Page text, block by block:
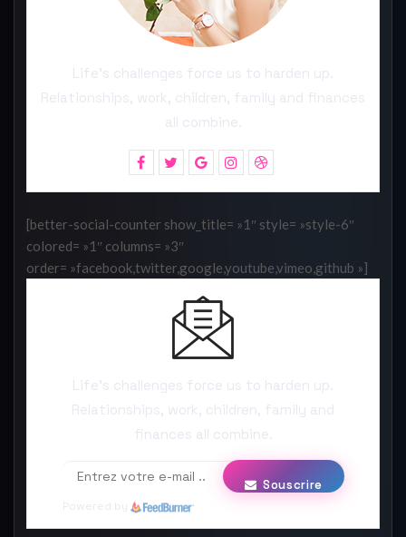
[better-social-counter show_title= »1″ style= »style-6″
colored= »1″ columns= »3″
order= »facebook,twitter,google,youtube,vimeo,github »]
Souscrire